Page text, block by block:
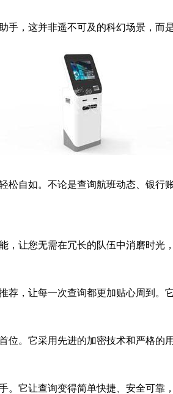
这并非遥不可及的科幻场景，而
如。不论是查询航班动态、银行
您无需在冗长的队伍中消磨时光，
让每一次查询都更加贴心周到。
它采用先进的加密技术和严格的
让查询变得简单快捷、安全可靠